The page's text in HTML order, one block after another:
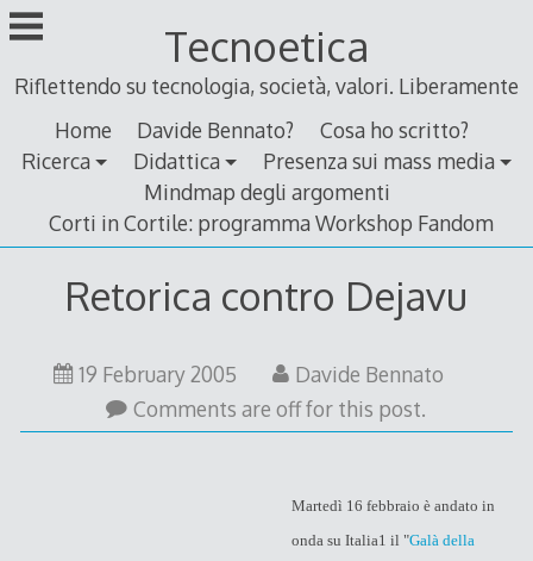
Skip
to
Tecnoetica
Riflettendo su tecnologia, società, valori. Liberamente
Home
Davide Bennato?
Cosa ho scritto?
Ricerca
Didattica
Presenza sui mass media
Mindmap degli argomenti
Corti in Cortile: programma Workshop Fandom
Retorica contro Dejavu
19 February 2005
Davide Bennato
Comments are off for this post.
Martedì 16 febbraio è andato in
onda su Italia1 il "Galà della